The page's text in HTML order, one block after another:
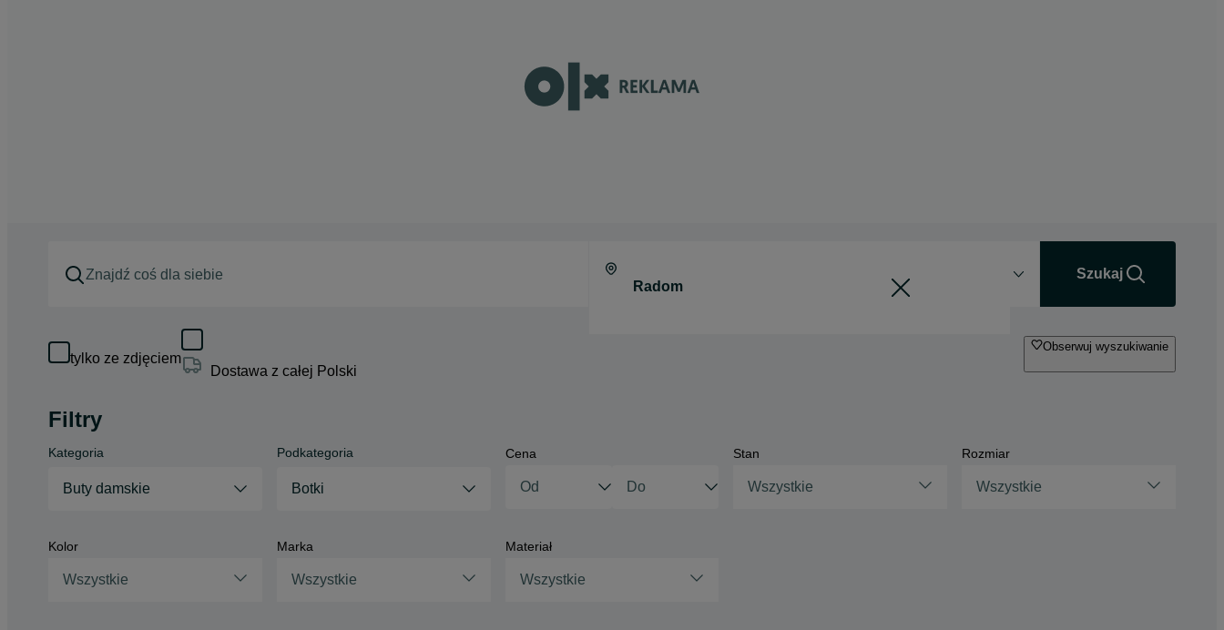
Szukaj
tylko ze zdjęciem
Dostawa z całej Polski
Obserwuj wyszukiwanie
Filtry
Kategoria
Buty damskie
Podkategoria
Botki
Cena Stan
Wszystkie
Rozmiar
Wszystkie
Kolor
Wszystkie
Marka
Wszystkie
Materiał
Wszystkie